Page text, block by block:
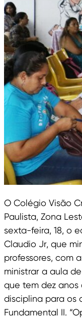
O Colégio Visão
Paulista, Zona
sexta-feira, 18, o
Claudio Jr, que
professores, com
ministrar a aula
que tem dez
disciplina para os
Fundamental II.